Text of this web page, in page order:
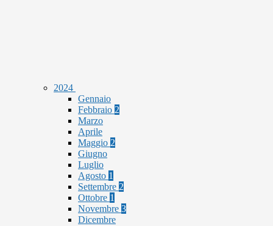
2024
Gennaio
Febbraio 2
Marzo
Aprile
Maggio 2
Giugno
Luglio
Agosto 1
Settembre 2
Ottobre 1
Novembre 3
Dicembre